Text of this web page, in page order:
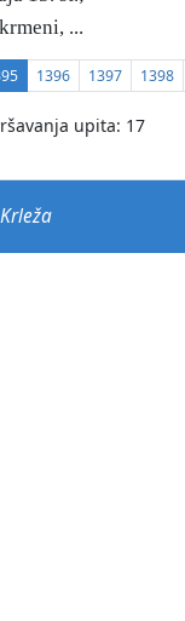
...
1396 1397 1398
upita: 17